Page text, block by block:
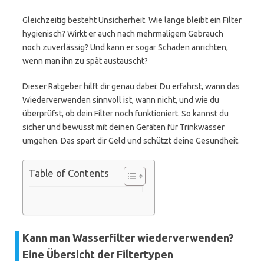
Gleichzeitig besteht Unsicherheit. Wie lange bleibt ein Filter
hygienisch? Wirkt er auch nach mehrmaligem Gebrauch
noch zuverlässig? Und kann er sogar Schaden anrichten,
wenn man ihn zu spät austauscht?
Dieser Ratgeber hilft dir genau dabei: Du erfährst, wann das
Wiederverwenden sinnvoll ist, wann nicht, und wie du
überprüfst, ob dein Filter noch funktioniert. So kannst du
sicher und bewusst mit deinen Geräten für Trinkwasser
umgehen. Das spart dir Geld und schützt deine Gesundheit.
Table of Contents
Kann man Wasserfilter wiederverwenden?
Eine Übersicht der Filtertypen